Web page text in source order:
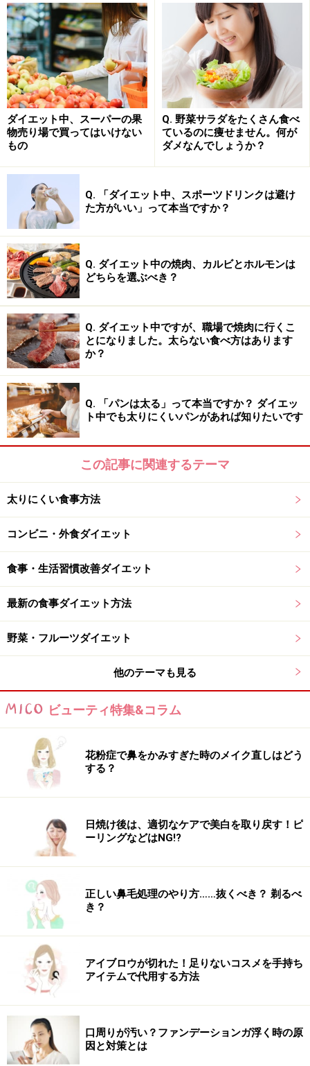
ています。ダイエット中はタンパク質が不足しがちにな
るため、朝からしっかり取ることで、筋肉量の減少を防
げます。基礎代謝が減って、ダイエット後に太りやすく
なるのを防ぐ効果もあります。加えて、ヨーグルトに含
まれるカルシウムには、脂肪の合成を抑え、分解を促進
する働きがあるという研究結果もあります。手軽に食べ
られて、多角的にダイエットをサポートしてくれる優秀
な食品です。
一方で、市販品を選ぶときは、無意識な糖分摂取をしな
いように注意が必要。砂糖が入っていない「プレーンタ
イプ」を選びましょ
は、はちみつやメープルシロップ
ない糖類や甘味料、フルーツをご自身で加えるようにし
てみてください。
さらに詳しく知りたい方は「ダイエット向き朝食メニュ
ーおすすめ3選！」をあわせてご覧ください。
※記事内容は執筆時点のものです。最新の内容をご確認くださ
い。
※ダイエットは個人の体質、また、誤った方法による実践に起因
して体調不良を引き起こす場合があります。実践の際には、必ず
自身の体質及び健康状態を十分に考慮したうえで、正しい方法で
おこなってください。また、全ての方への有効性を保証するもの
ではありません。
【編集部おすすめの購入サイト】
楽天市場で人気のダイエット用品をチェック！
ダイエット中、スーパーの果
物売り場で買ってはいけない
もの
Q. 野菜サラダをたくさん食べ
ているのに痩せません。何が
ダメなんでしょうか？
Q. 「ダイエット中、スポーツドリンクは避け
た方がいい」って本当ですか？
Q. ダイエット中の焼肉、カルビとホルモンは
どちらを選ぶべき？
Q. ダイエット中ですが、職場で焼肉に行くこ
とになりました。太らない食べ方はあります
か？
Q. 「パンは太る」って本当ですか？ ダイエッ
ト中でも太りにくいパンがあれば知りたいです
この記事に関連するテーマ
太りにくい食事方法
コンビニ・外食ダイエット
食事・生活習慣改善ダイエット
最新の食事ダイエット方法
野菜・フルーツダイエット
他のテーマも見る
ビューティ特集&コラム
花粉症で鼻をかみすぎた時のメイク直しはどう
する？
日焼け後は、適切なケアで美白を取り戻す！ピ
ーリングなどはNG!?
正しい鼻毛処理のやり方……抜くべき？ 剃るべ
き？
アイブロウが切れた！足りないコスメを手持ち
アイテムで代用する方法
口周りが汚い？ファンデーションガ浮く時の原
因と対策とは